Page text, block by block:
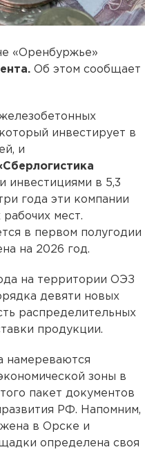
«Оренбуржье»
Об этом сообщает
инвестирует в
и
инвестициями в 5,3
года эти компании
мест.
в первом полугодии
на 2026 год.
на территории ОЭЗ
девяти новых
распределительных
продукции.
намереваются
зоны в
пакет документов
РФ. Напомним,
в Орске и
определена своя